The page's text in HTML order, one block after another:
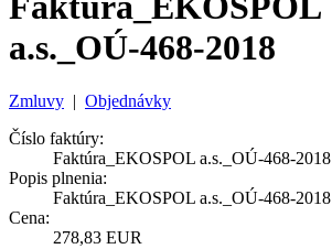
a.s._OÚ-468-2018
Zmluvy | Objednávky
Číslo faktúry:
Faktúra_EKOSPOL a.s._OÚ-468-2018
Popis plnenia:
Faktúra_EKOSPOL a.s._OÚ-468-2018
Cena:
278,83 EUR